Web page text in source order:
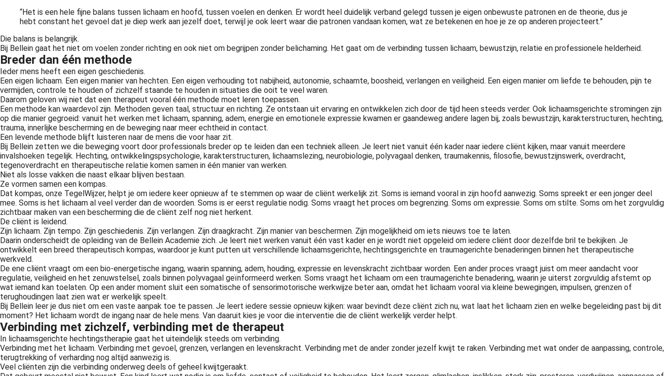
“Het is een hele fijne balans tussen lichaam en hoofd, tussen voelen en denken. Er wordt heel duidelijk verband gelegd tussen je eigen onbewuste patronen en de theorie, dus je
hebt constant het gevoel dat je diep werk aan jezelf doet, terwijl je ook leert waar die patronen vandaan komen, wat ze betekenen en hoe je ze op anderen projecteert.”
Die balans is belangrijk.
Bij Bellein gaat het niet om voelen zonder richting en ook niet om begrijpen zonder belichaming. Het gaat om de verbinding tussen lichaam, bewustzijn, relatie en professionele helderheid.
Breder dan één methode
Ieder mens heeft een eigen geschiedenis.
Een eigen lichaam. Een eigen manier van hechten. Een eigen verhouding tot nabijheid, autonomie, schaamte, boosheid, verlangen en veiligheid. Een eigen manier om liefde te behouden, pijn te
vermijden, controle te houden of zichzelf staande te houden in situaties die ooit te veel waren.
Daarom geloven wij niet dat een therapeut vooral één methode moet leren toepassen.
Een methode kan waardevol zijn. Methoden geven taal, structuur en richting. Ze ontstaan uit ervaring en ontwikkelen zich door de tijd heen steeds verder. Ook lichaamsgerichte stromingen zijn
op die manier gegroeid: vanuit het werken met lichaam, spanning, adem, energie en emotionele expressie kwamen er gaandeweg andere lagen bij, zoals bewustzijn, karakterstructuren, hechting,
trauma, innerlijke bescherming en de beweging naar meer echtheid in contact.
Een levende methode blijft luisteren naar de mens die voor haar zit.
Bij Bellein zetten we die beweging voort door professionals breder op te leiden dan een techniek alleen. Je leert niet vanuit één kader naar iedere cliënt kijken, maar vanuit meerdere
invalshoeken tegelijk. Hechting, ontwikkelingspsychologie, karakterstructuren, lichaamslezing, neurobiologie, polyvagaal denken, traumakennis, filosofie, bewustzijnswerk, overdracht,
tegenoverdracht en therapeutische relatie komen samen in één manier van werken.
Niet als losse vakken die naast elkaar blijven bestaan.
Ze vormen samen een kompas.
Dat kompas, onze TegelWijzer, helpt je om iedere keer opnieuw af te stemmen op waar de cliënt werkelijk zit. Soms is iemand vooral in zijn hoofd aanwezig. Soms spreekt er een jonger deel
mee. Soms is het lichaam al veel verder dan de woorden. Soms is er eerst regulatie nodig. Soms vraagt het proces om begrenzing. Soms om expressie. Soms om stilte. Soms om het zorgvuldig
zichtbaar maken van een bescherming die de cliënt zelf nog niet herkent.
De cliënt is leidend.
Zijn lichaam. Zijn tempo. Zijn geschiedenis. Zijn verlangen. Zijn draagkracht. Zijn manier van beschermen. Zijn mogelijkheid om iets nieuws toe te laten.
Daarin onderscheidt de opleiding van de Bellein Academie zich. Je leert niet werken vanuit één vast kader en je wordt niet opgeleid om iedere cliënt door dezelfde bril te bekijken. Je
ontwikkelt een breed therapeutisch kompas, waardoor je kunt putten uit verschillende lichaamsgerichte, hechtingsgerichte en traumagerichte benaderingen binnen het therapeutische
werkveld.
De ene cliënt vraagt om een bio-energetische ingang, waarin spanning, adem, houding, expressie en levenskracht zichtbaar worden. Een ander proces vraagt juist om meer aandacht voor
regulatie, veiligheid en het zenuwstelsel, zoals binnen polyvagaal geïnformeerd werken. Soms vraagt het lichaam om een traumagerichte benadering, waarin je uiterst zorgvuldig afstemt op
wat iemand kan toelaten. Op een ander moment sluit een somatische of sensorimotorische werkwijze beter aan, omdat het lichaam vooral via kleine bewegingen, impulsen, grenzen of
terughoudingen laat zien wat er werkelijk speelt.
Bij Bellein leer je dus niet om een vaste aanpak toe te passen. Je leert iedere sessie opnieuw kijken: waar bevindt deze cliënt zich nu, wat laat het lichaam zien en welke begeleiding past bij dit
moment? Het lichaam wordt de ingang naar de hele mens. Van daaruit kies je voor die interventie die de cliënt werkelijk verder helpt.
Verbinding met zichzelf, verbinding met de therapeut
In lichaamsgerichte hechtingstherapie gaat het uiteindelijk steeds om verbinding.
Verbinding met het lichaam. Verbinding met gevoel, grenzen, verlangen en levenskracht. Verbinding met de ander zonder jezelf kwijt te raken. Verbinding met wat onder de aanpassing, controle,
terugtrekking of verharding nog altijd aanwezig is.
Veel cliënten zijn die verbinding onderweg deels of geheel kwijtgeraakt.